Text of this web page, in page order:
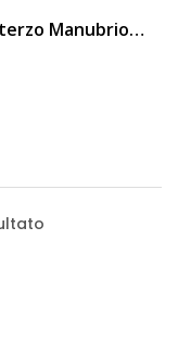
Volante SEAT MII Originale Fiat Sterzo Manubrio Usato Pelle Cuciture NERO